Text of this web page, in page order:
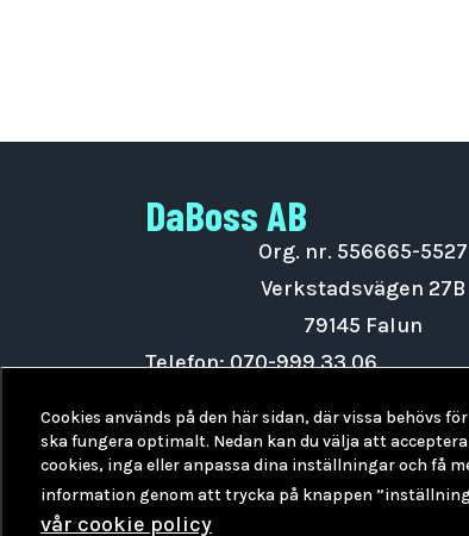
DaBoss AB
Org. nr. 556665-5527
Verkstadsvägen 27B
79145 Falun
Telefon:070-999 33 06
DaBoss Instagram
Cookies används på den här sidan, där vissa behövs
ska fungera optimalt. Nedan kan du välja att
cookies, inga eller anpassa dina inställningar och få
information genom att trycka på knappen
vår cookie policy